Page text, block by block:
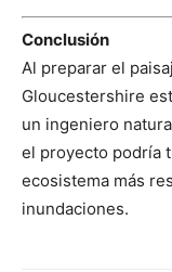
Conclusión
Al preparar el
Gloucestershire
un ingeniero
el proyecto podría
ecosistema más
inundaciones.